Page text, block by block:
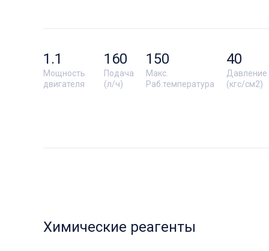
Мощность
двигателя
1.1
Подача
(л/ч)
160
Макс.
Раб.температура
150
Давление
(кгс/см2)
40
Химические реагенты